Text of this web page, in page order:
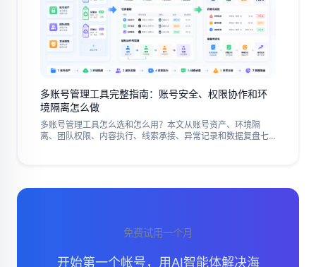
多账号管理工具完整指南：账号安全、权限协作和环
境隔离怎么做
多账号管理工具怎么选和怎么用？本文从账号资产、环境隔
离、团队权限、内容执行、线索承接、异常记录和数据复盘七
免费试用一个月
开始第一个帐号，用AI智能体解决海